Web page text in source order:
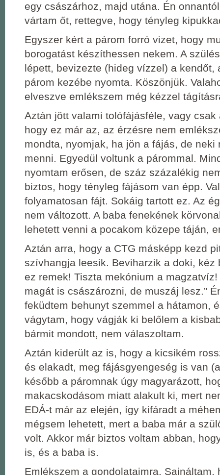
egy császárhoz, majd utána. Én
vártam őt, rettegve, hogy tényleg
Egyszer kért a párom forró vizet, hogy
borogatást készíthessen nekem. A
lépett, bevizezte (hideg vízzel) a kendőt,
párom kezébe nyomta. Köszönjük.
elveszve emlékszem még kézzel
Aztán jött valami tolófájásféle, vagy csak
hogy ez már az, az érzésre nem
mondta, nyomjak, ha jön a fájás, de neki
menni. Egyedül voltunk a párommal.
nyomtam erősen, de száz százalékig
biztos, hogy tényleg fájásom van épp.
folyamatosan fájt. Sokáig tartott ez. Az
nem változott. A baba fenekének
lehetett venni a pocakom közepe táján,
Aztán arra, hogy a CTG másképp kezd
szívhangja leesik. Beviharzik a doki, kéz
ez remek! Tiszta mekónium a
magát is császározni, de muszáj lesz.”
feküdtem behunyt szemmel a hátamon,
vágytam, hogy vágják ki belőlem a
bármit mondott, nem válaszoltam.
Aztán kiderült az is, hogy a kicsikém
és elakadt, meg fájásgyengeség is van
később a páromnak úgy magyarázott,
makacskodásom miatt alakult ki, mert
EDÁ-t már az elején, így kifáradt a
mégsem lehetett, mert a baba már a
volt. Akkor már biztos voltam abban,
is, és a baba is.
Emlékszem a gondolataimra. Sajnáltam,